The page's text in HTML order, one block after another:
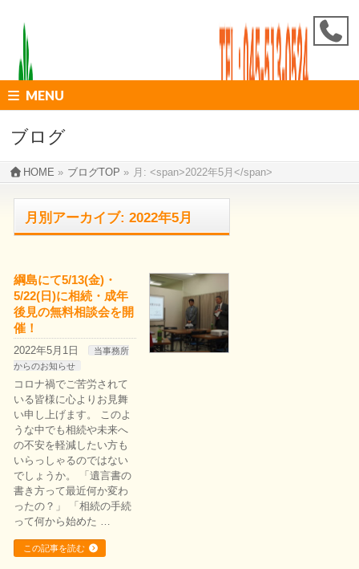
MENU
ブログ
HOME » ブログTOP » 月: <span>2022年5月</span>
月別アーカイブ: 2022年5月
綱島にて5/13(金)・
5/22(日)に相続・成年
後見の無料相談会を開
催！
2022年5月1日
当事務所
からのお知らせ
コロナ禍でご苦労されて
いる皆様に心よりお見舞
い申し上げます。 このよ
うな中でも相続や未来へ
の不安を軽減したい方も
いらっしゃるのではない
でしょうか。 「遺言書の
書き方って最近何か変わ
ったの？」 「相続の手続
って何から始めた …
この記事を読む